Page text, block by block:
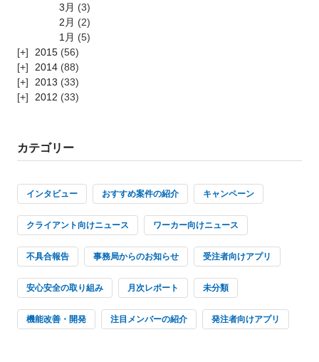
3月 (3)
2月 (2)
1月 (5)
2015 (56)
2014 (88)
2013 (33)
2012 (33)
カテゴリー
インタビュー おすすめ案件の紹介 キャンペーン
クライアント向けニュース ワーカー向けニュース
不具合報告 事務局からのお知らせ 受注者向けアプリ
安心安全の取り組み 月次レポート 未分類
機能改善・開発 注目メンバーの紹介 発注者向けアプリ